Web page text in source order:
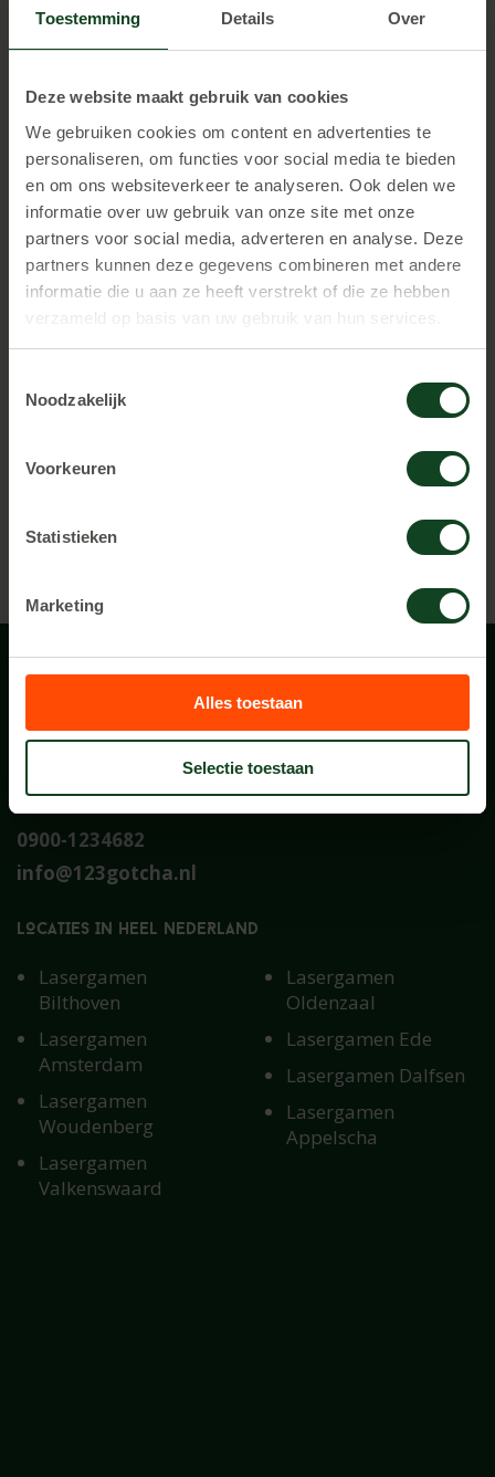
Toestemming Details Over
Deze website maakt gebruik van cookies
We gebruiken cookies om content en advertenties te
personaliseren, om functies voor social media te bieden
en om ons websiteverkeer te analyseren. Ook delen we
informatie over uw gebruik van onze site met onze
partners voor social media, adverteren en analyse. Deze
partners kunnen deze gegevens combineren met andere
informatie die u aan ze heeft verstrekt of die ze hebben
verzameld op basis van uw gebruik van hun services.
Noodzakelijk
Voorkeuren
Statistieken
Marketing
Alles toestaan
Selectie toestaan
Elk jaar zien we dat steeds meer mensen ons spel
komen spelen. Eigenlijk maakt het niet eens zoveel uit
genieten alle mensen van ons prachtige lasergame
buiten.
Gemiddelde beoordeling
100% Kindvriendelijk
NL
Contact
0900-1234682
info@123gotcha.nl
LOCATIES IN HEEL NEDERLAND
Lasergamen
Bilthoven
Lasergamen
Amsterdam
Lasergamen
Woudenberg
Lasergamen
Valkenswaard
Lasergamen
Oldenzaal
Lasergamen Ede
Lasergamen Dalfsen
Lasergamen
Appelscha